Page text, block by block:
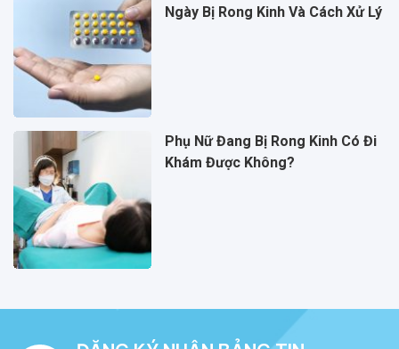
Ngày Bị Rong Kinh Và Cách Xử Lý
Phụ Nữ Đang Bị Rong Kinh Có Đi
Khám Được Không?